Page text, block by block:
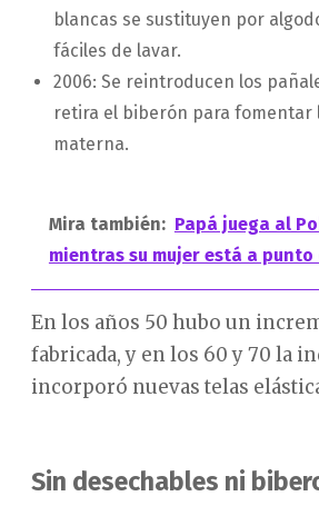
blancas se sustituyen por
fáciles de lavar.
2006: Se reintroducen los
retira el biberón para fomentar
materna.
Mira también: Papá juega al
mientras su mujer está a punto
En los años 50 hubo un
fabricada, y en los 60 y 70 la
incorporó nuevas telas
Sin desechables ni